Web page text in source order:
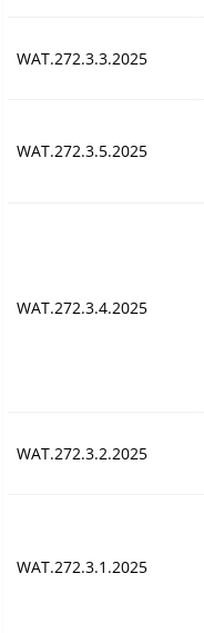
WAT.272.3.3.2025
WAT.272.3.5.2025
WAT.272.3.4.2025
WAT.272.3.2.2025
WAT.272.3.1.2025